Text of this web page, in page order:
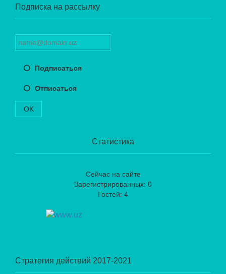
Подписка на рассылку
Подписаться
Отписаться
OK
Статистика
Сейчас на сайте
Зарегистрированных: 0
Гостей: 4
Стратегия действий 2017-2021